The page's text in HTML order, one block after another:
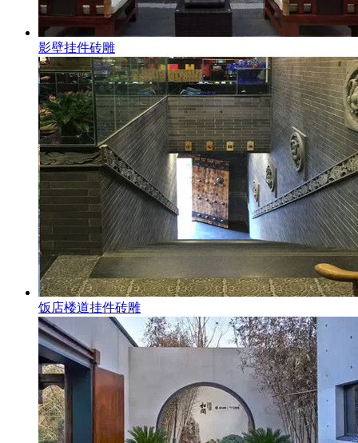
影壁挂件砖雕
饭店楼道挂件砖雕